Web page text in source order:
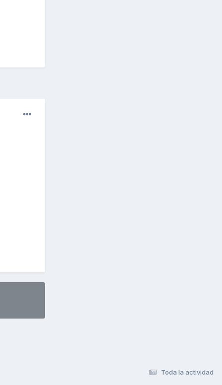
Toda la actividad